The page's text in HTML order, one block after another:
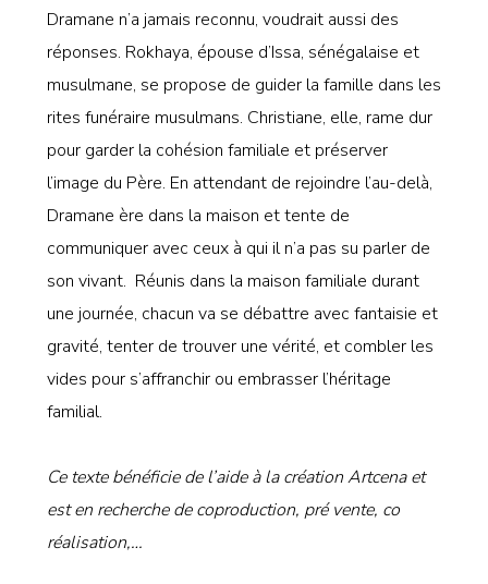
Dramane n’a jamais reconnu, voudrait aussi des
réponses. Rokhaya, épouse d’Issa, sénégalaise et
musulmane, se propose de guider la famille dans les
rites funéraire musulmans. Christiane, elle, rame dur
pour garder la cohésion familiale et préserver
l’image du Père. En attendant de rejoindre l’au-delà,
Dramane ère dans la maison et tente de
communiquer avec ceux à qui il n’a pas su parler de
son vivant. Réunis dans la maison familiale durant
une journée, chacun va se débattre avec fantaisie et
gravité, tenter de trouver une vérité, et combler les
vides pour s’affranchir ou embrasser l’héritage
familial.
Ce texte bénéficie de l’aide à la création Artcena et
est en recherche de coproduction, pré vente, co
réalisation,…